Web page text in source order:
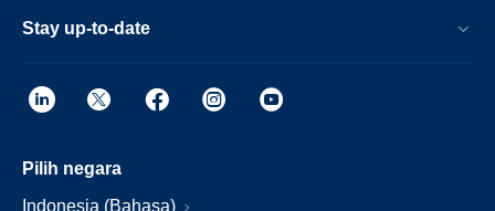
Stay up-to-date
Pilih negara
Indonesia (Bahasa)